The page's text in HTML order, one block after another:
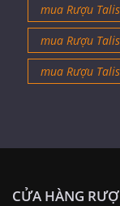
mua Rượu
mua Rượu
mua Rượu
CỬA HÀNG